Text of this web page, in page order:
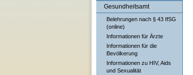
Gesundheitsamt
Belehrungen nach § 43 IfSG
(online)
Informationen für Ärzte
Informationen für die
Bevölkerung
Informationen zu HIV, Aids
und Sexualität